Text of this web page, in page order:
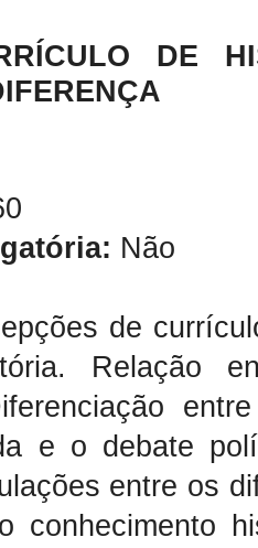
DE
Não
de
Relação
e o debate
entre os
conhecimento